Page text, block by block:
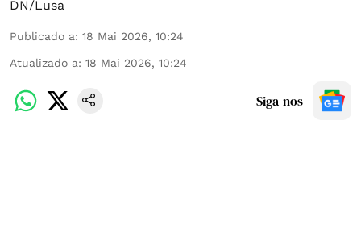
DN/Lusa
Publicado a: 18 Mai 2026, 10:24
Atualizado a: 18 Mai 2026, 10:24
Siga-nos